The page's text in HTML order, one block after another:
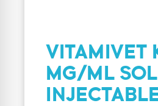
VITAMIVET
MG/ML